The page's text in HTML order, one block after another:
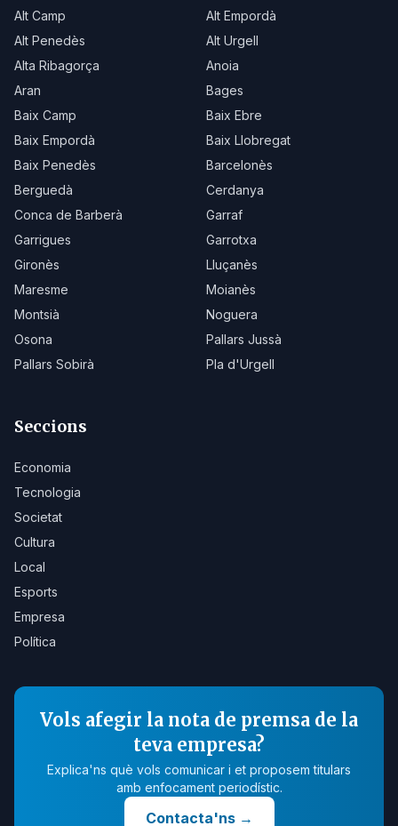
Alt Camp
Alt Empordà
Alt Penedès
Alt Urgell
Alta Ribagorça
Anoia
Aran
Bages
Baix Camp
Baix Ebre
Baix Empordà
Baix Llobregat
Baix Penedès
Barcelonès
Berguedà
Cerdanya
Conca de Barberà
Garraf
Garrigues
Garrotxa
Gironès
Lluçanès
Maresme
Moianès
Montsià
Noguera
Osona
Pallars Jussà
Pallars Sobirà
Pla d'Urgell
Seccions
Economia
Tecnologia
Societat
Cultura
Local
Esports
Empresa
Política
Vols afegir la nota de premsa de la
teva empresa?
Explica'ns què vols comunicar i et proposem titulars
amb enfocament periodístic.
Contacta'ns→